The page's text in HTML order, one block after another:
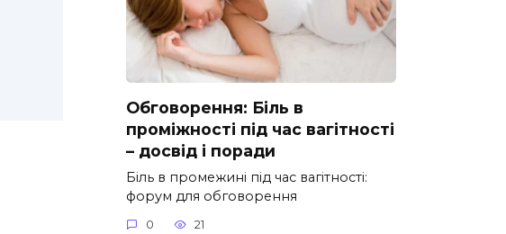
Обговорення: Біль в
проміжності під час вагітності
– досвід і поради
Біль в промежині під час вагітності:
форум для обговорення
0 21